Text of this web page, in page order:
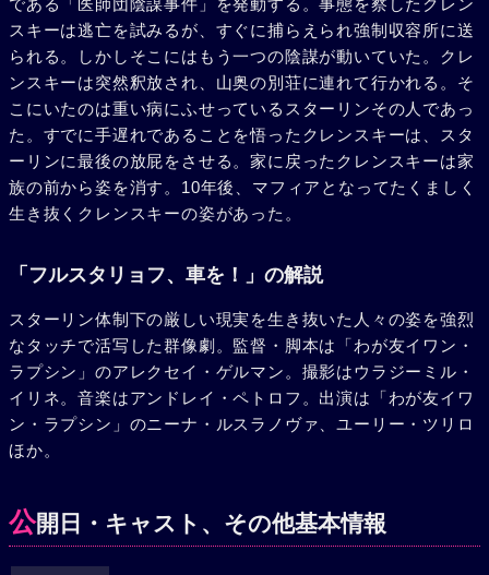
である「医師団陰謀事件」を発動する。事態を察したクレン
スキーは逃亡を試みるが、すぐに捕らえられ強制収容所に送
られる。しかしそこにはもう一つの陰謀が動いていた。クレ
ンスキーは突然釈放され、山奥の別荘に連れて行かれる。そ
こにいたのは重い病にふせっているスターリンその人であっ
た。すでに手遅れであることを悟ったクレンスキーは、スタ
ーリンに最後の放屁をさせる。家に戻ったクレンスキーは家
族の前から姿を消す。10年後、マフィアとなってたくましく
生き抜くクレンスキーの姿があった。
「フルスタリョフ、車を！」の解説
スターリン体制下の厳しい現実を生き抜いた人々の姿を強烈
なタッチで活写した群像劇。監督・脚本は「わが友イワン・
ラプシン」のアレクセイ・ゲルマン。撮影はウラジーミル・
イリネ。音楽はアンドレイ・ペトロフ。出演は「わが友イワ
ン・ラプシン」のニーナ・ルスラノヴァ、ユーリー・ツリロ
ほか。
公開日・キャスト、その他基本情報